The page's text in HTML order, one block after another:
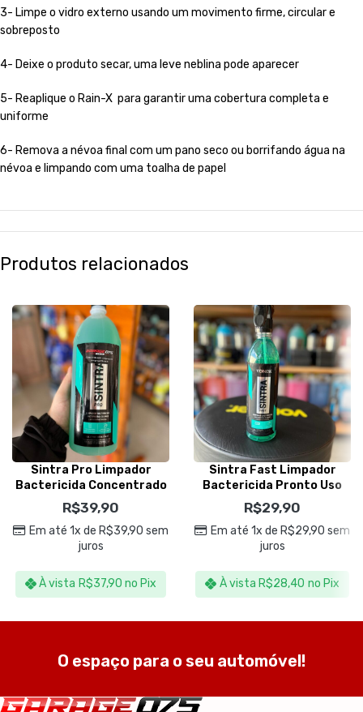
3- Limpe o vidro externo usando um movimento firme, circular e
sobreposto
4- Deixe o produto secar, uma leve neblina pode aparecer
5- Reaplique o Rain-X para garantir uma cobertura completa e
uniforme
6- Remova a névoa final com um pano seco ou borrifando água na
névoa e limpando com uma toalha de papel
Produtos relacionados
Sintra Pro Limpador
Bactericida Concentrado
1,5L – Vonixx
R$39,90
Em até 1x de R$39,90 sem
juros
À vista R$37,90 no Pix
Sintra Fast Limpador
Bactericida Pronto Uso
500ml – Vonixx
R$29,90
Em até 1x de R$29,90 sem
juros
À vista R$28,40 no Pix
O espaço para o seu automóvel!